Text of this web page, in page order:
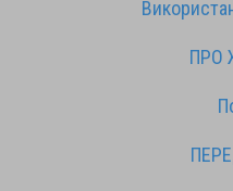
ПРО